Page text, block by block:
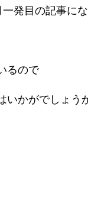
発目の記事に
るので
いかがでしょう